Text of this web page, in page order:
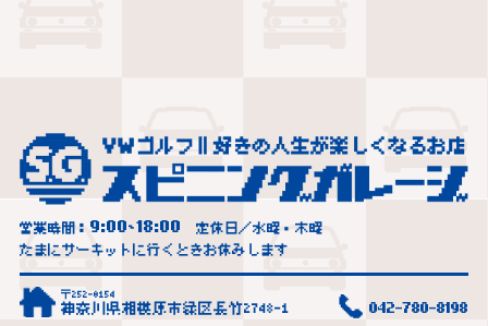
営業時間： 9:00~18:00
定休日／水曜・木曜
たまにサーキットに行くときお休みします
〒252-0154
神奈川県相模原市緑区長竹2748-1 042-780-8198